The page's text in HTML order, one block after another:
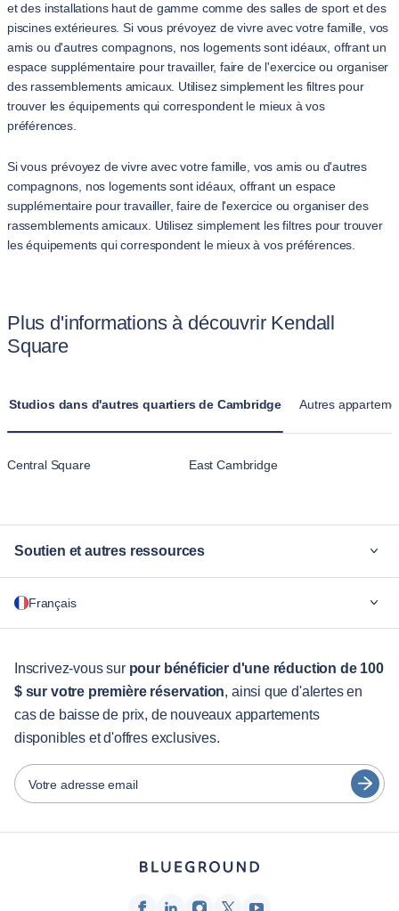
et des installations haut de gamme comme des salles de sport et des
piscines extérieures. Si vous prévoyez de vivre avec votre famille, vos
amis ou d'autres compagnons, nos logements sont idéaux, offrant un
espace supplémentaire pour travailler, faire de l'exercice ou organiser
des rassemblements amicaux. Utilisez simplement les filtres pour
trouver les équipements qui correspondent le mieux à vos
préférences.
Si vous prévoyez de vivre avec votre famille, vos amis ou d'autres
compagnons, nos logements sont idéaux, offrant un espace
supplémentaire pour travailler, faire de l'exercice ou organiser des
rassemblements amicaux. Utilisez simplement les filtres pour trouver
les équipements qui correspondent le mieux à vos préférences.
Plus d'informations à découvrir Kendall
Square
Studios dans d'autres quartiers de Cambridge Autres
Central Square East Cambridge
Soutien et autres ressources
Pour les entreprises
Services aux visiteurs
Guides des villes
Partenaires
Opérateurs de location de meubles
Propriétaires
Partenaires de franchise
Français
English
Português
Español
Français
Türkçe
Inscrivez-vous sur pour bénéficier d'une réduction de 100
$ sur votre première réservation, ainsi que d'alertes en
cas de baisse de prix, de nouveaux appartements
disponibles et d'offres exclusives.
Votre adresse email